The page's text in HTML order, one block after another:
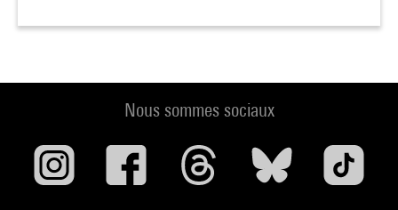
Nous sommes sociaux